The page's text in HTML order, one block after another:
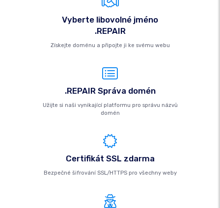
Vyberte libovolné jméno
.REPAIR
Získejte doménu a připojte ji ke svému webu
.REPAIR Správa domén
Užijte si naši vynikající platformu pro správu názvů
domén
Certifikát SSL zdarma
Bezpečné šifrování SSL/HTTPS pro všechny weby